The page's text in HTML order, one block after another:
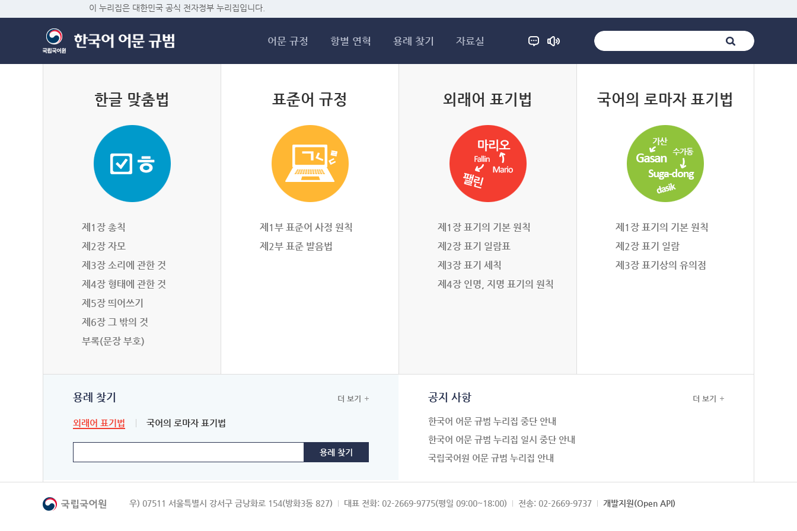
이 누리집은 대한민국 공식 전자정부 누리집입니다.
어문 규정 항별 연혁 용례 찾기 자료실
한글 맞춤법
제1장 총칙
제2장 자모
제3장 소리에 관한 것
제4장 형태에 관한 것
제5장 띄어쓰기
제6장 그 밖의 것
부록(문장 부호)
표준어 규정
제1부 표준어 사정 원칙
제2부 표준 발음법
외래어 표기법
제1장 표기의 기본 원칙
제2장 표기 일람표
제3장 표기 세칙
제4장 인명, 지명 표기의 원칙
국어의 로마자 표기법
제1장 표기의 기본 원칙
제2장 표기 일람
제3장 표기상의 유의점
용례 찾기
외래어 표기법 국어의 로마자 표기법
더 보기 공지 사항
한국어 어문 규범 누리집 중단 안내
한국어 어문 규범 누리집 일시 중단 안내
국립국어원 어문 규범 누리집 안내
더 보기
우) 07511 서울특별시 강서구 금낭화로 154(방화3동 827) 대표 전화: 02-2669-9775(평일 09:00~18:00) 전송: 02-2669-9737 개발지원(Open API)